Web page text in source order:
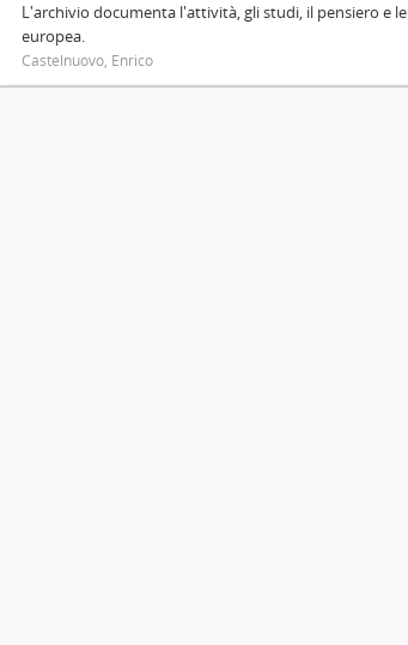
L'archivio documenta l'attività, gli studi, il pensiero e
europea.
Castelnuovo, Enrico